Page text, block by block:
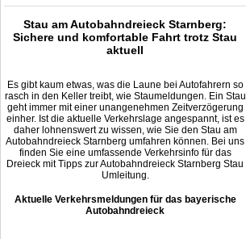
Stau am Autobahndreieck Starnberg:
Sichere und komfortable Fahrt trotz Stau
aktuell
Es gibt kaum etwas, was die Laune bei Autofahrern so
rasch in den Keller treibt, wie Staumeldungen. Ein Stau
geht immer mit einer unangenehmen Zeitverzögerung
einher. Ist die aktuelle Verkehrslage angespannt, ist es
daher lohnenswert zu wissen, wie Sie den Stau am
Autobahndreieck Starnberg umfahren können. Bei uns
finden Sie eine umfassende Verkehrsinfo für das
Dreieck mit Tipps zur Autobahndreieck Starnberg Stau
Umleitung.
Aktuelle Verkehrsmeldungen für das bayerische
Autobahndreieck